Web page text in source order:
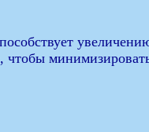
чтобы